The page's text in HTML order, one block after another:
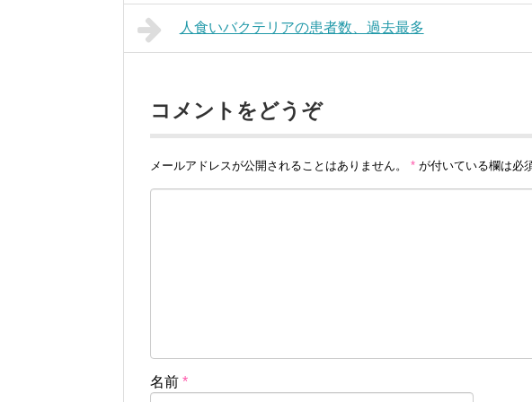
人食いバクテリアの患者数、過去最多
コメントをどうぞ
メールアドレスが公開されることはありません。 * が付いている欄は必
名前 *